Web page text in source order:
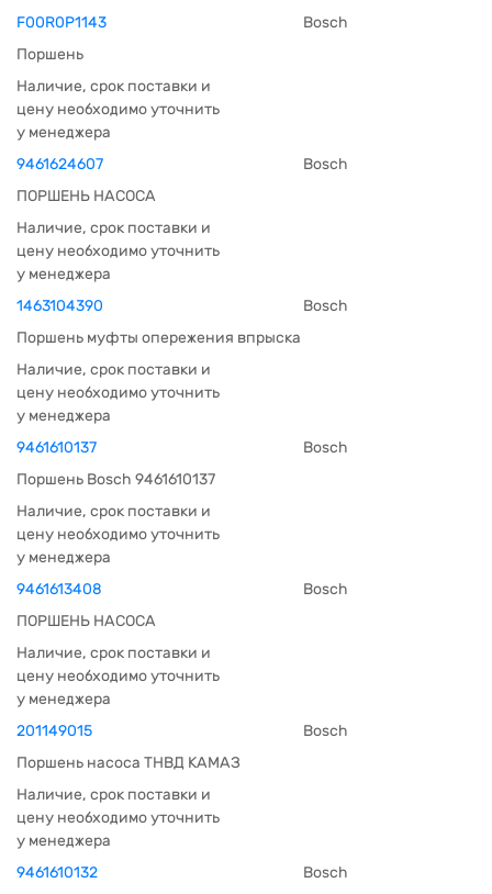
F00R0P1143
Bosch
Поршень
Наличие, срок поставки и
цену необходимо уточнить
у менеджера
9461624607
Bosch
ПОРШЕНЬ НАСОСА
Наличие, срок поставки и
цену необходимо уточнить
у менеджера
1463104390
Bosch
Поршень муфты опережения впрыска
Наличие, срок поставки и
цену необходимо уточнить
у менеджера
9461610137
Bosch
Поршень Bosch 9461610137
Наличие, срок поставки и
цену необходимо уточнить
у менеджера
9461613408
Bosch
ПОРШЕНЬ НАСОСА
Наличие, срок поставки и
цену необходимо уточнить
у менеджера
201149015
Bosch
Поршень насоса ТНВД КАМАЗ
Наличие, срок поставки и
цену необходимо уточнить
у менеджера
9461610132
Bosch